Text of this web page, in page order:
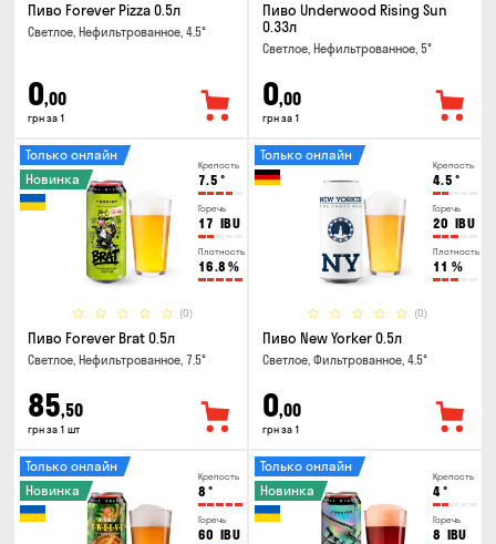
Пиво Forever Pizza 0.5л
Светлое, Нефильтрованное, 4.5°
0,00
грн за 1
Пиво Underwood Rising Sun
0.33л
Светлое, Нефильтрованное, 5°
0,00
грн за 1
Крепость
7.5 °
Горечь
17 IBU
Плотность
16.8 %
(0)
Только онлайн
Новинка
Пиво Forever Brat 0.5л
Светлое, Нефильтрованное, 7.5°
85,50
грн за 1 шт
Крепость
4.5 °
Горечь
20 IBU
Плотность
11 %
(0)
Только онлайн
Пиво New Yorker 0.5л
Светлое, Фильтрованное, 4.5°
0,00
грн за 1
Крепость
8 °
Горечь
60 IBU
Только онлайн
Новинка
Крепость
4°
Горечь
8 IBU
Только онлайн
Новинка